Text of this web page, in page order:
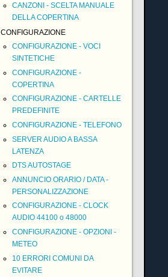
CANZONI - SCELTA MANUALE
DELLA COPERTINA
CONFIGURAZIONE
CONFIGURAZIONE - VOCI
SINTETICHE
CONFIGURAZIONE -
COPERTINA
CONFIGURAZIONE - CARTELLE
PREDEFINITE
CONFIGURAZIONE - TELEFONO
SERVER AUDIO A BASSA
LATENZA
DTS AUTOSTAGE
ANNUNCIO ORARIO / DATA -
PERSONALIZZAZIONE
CONFIGURAZIONE - CLOCK
AUDIO 44100 o 48000
CONFIGURAZIONE - OPZIONI -
METEO
10 ERRORI COMUNI DA
EVITARE